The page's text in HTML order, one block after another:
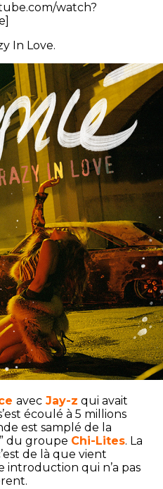
watch?
In Love.
avec Jay-z qui avait
écoulé à 5 millions
est samplé de la
” du groupe Chi-Lites. La
de là que vient
introduction qui n’a pas